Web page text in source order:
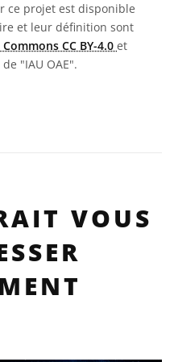
ce projet est disponible
et leur définition sont
CC BY-4.0 et
"IAU OAE".
VOUS